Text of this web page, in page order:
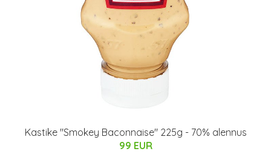
Kastike "Smokey Baconnaise" 225g - 70% alennus
99 EUR